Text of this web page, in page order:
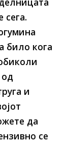
сега.
било кога
и
да
се